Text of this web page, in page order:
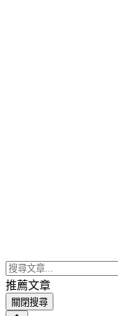
推薦文章
關閉搜尋